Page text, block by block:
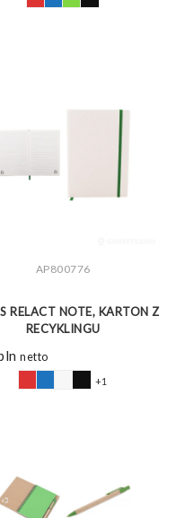
ZOBACZ WIĘCEJ
AP800776
RELACT NOTE, KARTON Z
RECYKLINGU
netto
+1